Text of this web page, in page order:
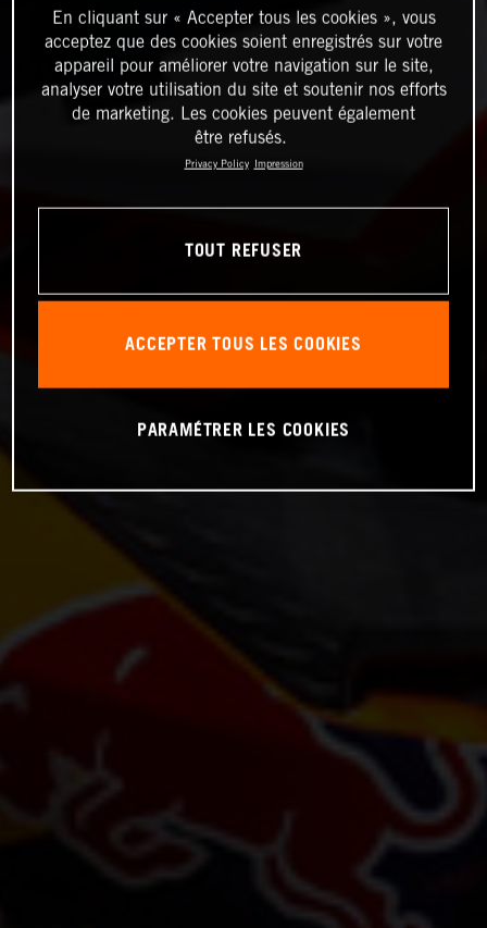
En cliquant sur « Accepter tous les cookies », vous
acceptez que des cookies soient enregistrés sur votre
appareil pour améliorer votre navigation sur le site,
analyser votre utilisation du site et soutenir nos efforts
de marketing. Les cookies peuvent également
être refusés.
Privacy Policy Impression
TOUT REFUSER
ACCEPTER TOUS LES COOKIES
PARAMÉTRER LES COOKIES